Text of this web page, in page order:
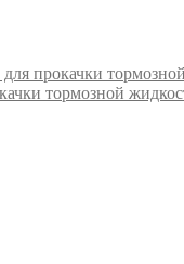
прокачки
тормозной